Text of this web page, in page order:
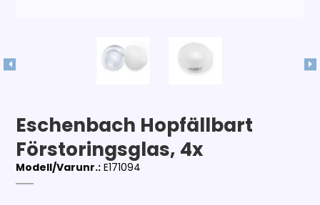
Eschenbach Hopfällbart
Förstoringsglas, 4x
Modell/Varunr.: E171094